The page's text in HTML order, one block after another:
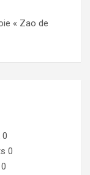
« Zao de
0